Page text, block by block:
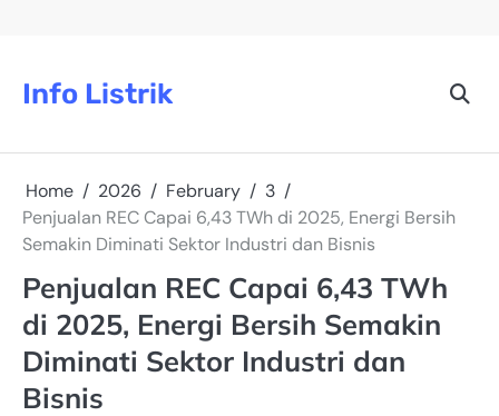
Info Listrik
Home 2026 February
3
Penjualan REC Capai 6,43 TWh di 2025, Energi Bersih
Semakin Diminati Sektor Industri dan Bisnis
Penjualan REC Capai 6,43 TWh
di 2025, Energi Bersih Semakin
Diminati Sektor Industri dan
Bisnis